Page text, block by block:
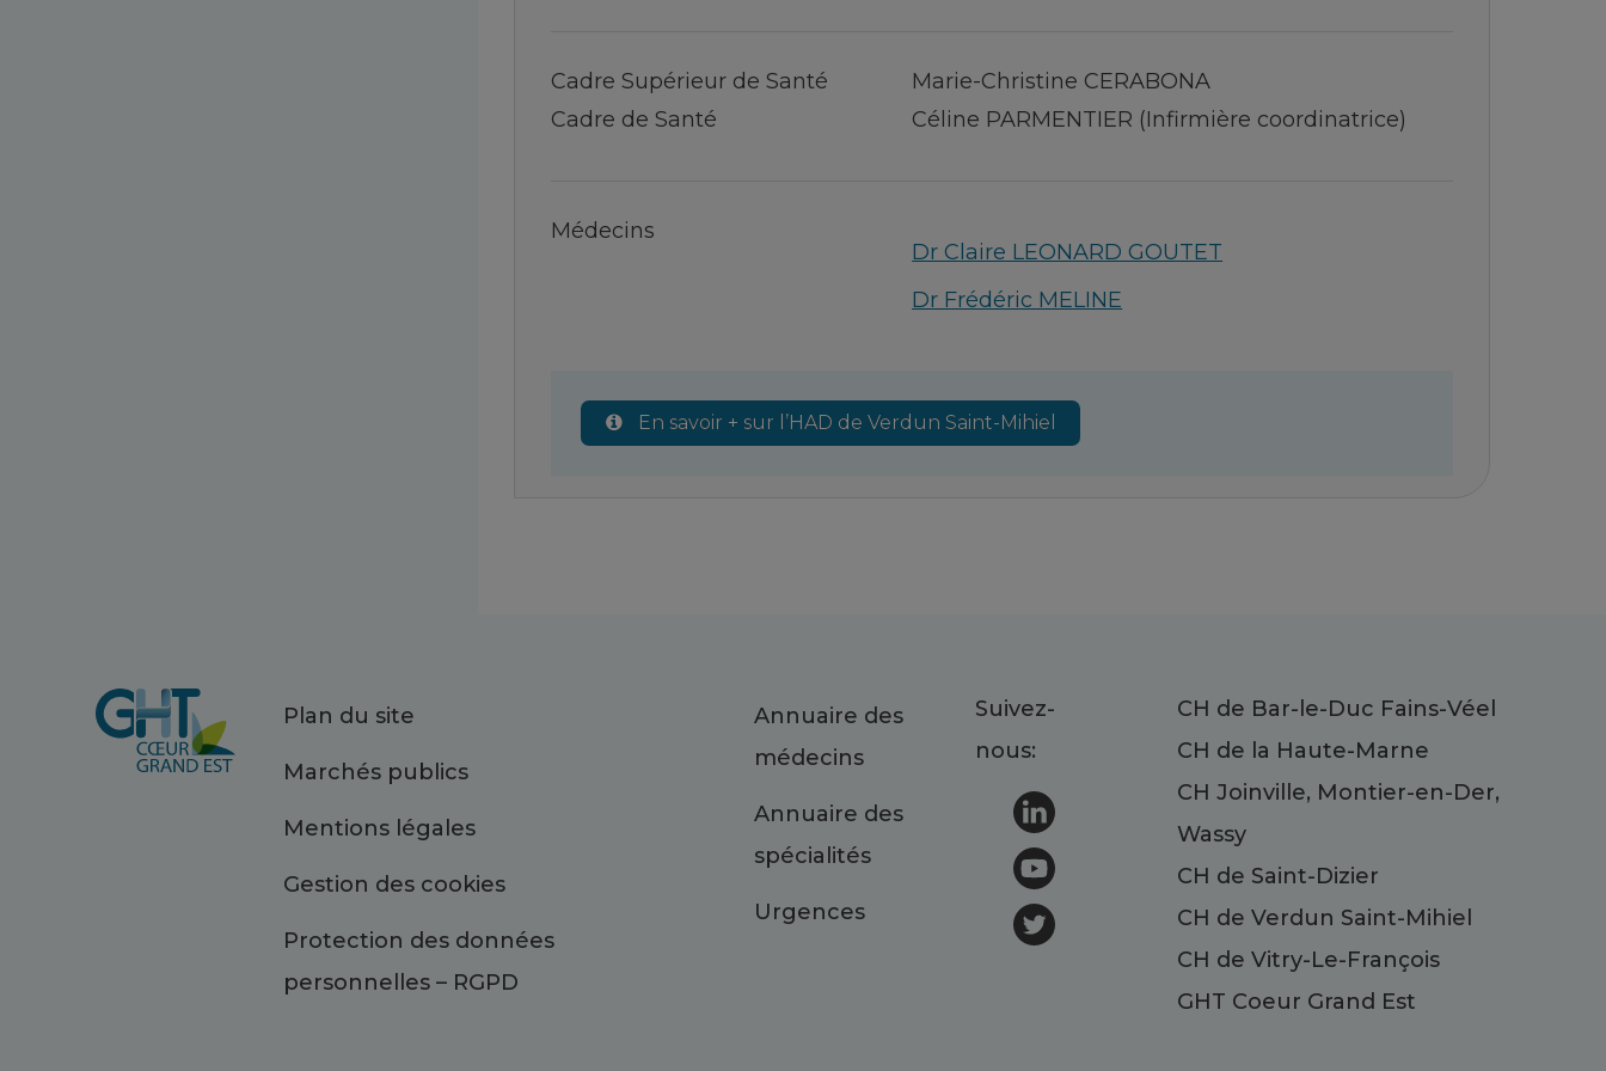
Cadre Supérieur de Santé
Marie-Christine CERABONA
Cadre de Santé
Céline PARMENTIER (Infirmière coordinatrice)
Médecins
Dr Claire LEONARD GOUTET
Dr Frédéric MELINE
En savoir + sur l’HAD de Verdun Saint-Mihiel
Plan du site
Marchés publics
Mentions légales
Gestion des cookies
Protection des données
personnelles – RGPD
Annuaire des
médecins
Annuaire des
spécialités
Urgences
Suivez-
nous:
CH de Bar-le-Duc Fains-Véel
CH de la Haute-Marne
CH Joinville, Montier-en-Der,
Wassy
CH de Saint-Dizier
CH de Verdun Saint-Mihiel
CH de Vitry-Le-François
GHT Coeur Grand Est